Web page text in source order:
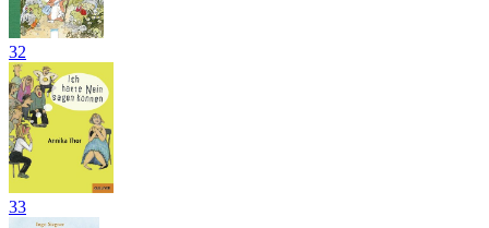
32
33